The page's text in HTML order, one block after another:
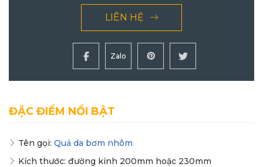
LIÊN HỆ
Zalo
ĐẶC ĐIỂM NỔI BẬT
Tên gọi: Quả da bơm nhôm
Kích thước: đường kính 200mm hoặc 230mm